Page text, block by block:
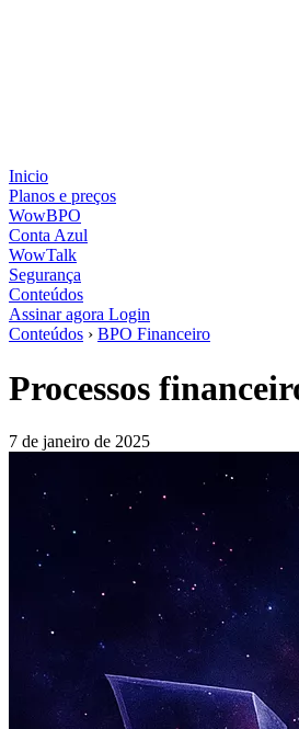
Inicio
Planos e preços
WowBPO
Conta Azul
WowTalk
Segurança
Conteúdos
Assinar agora Login
Conteúdos › BPO Financeiro
Processos
7 de janeiro de 2025